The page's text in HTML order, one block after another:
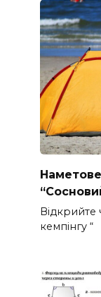
Відкрийте
кемпінгу “